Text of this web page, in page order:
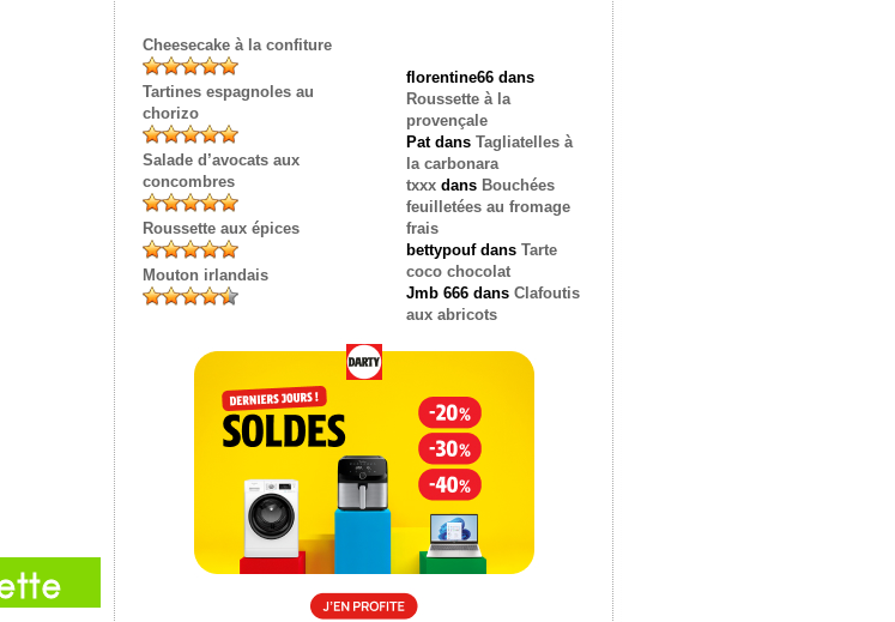
Cheesecake à la confiture
Tartines espagnoles au
chorizo
Salade d’avocats aux
concombres
Roussette aux épices
Mouton irlandais
florentine66 dans
Roussette à la
provençale
Patdans Tagliatelles à
la carbonara
txxx dans Bouchées
feuilletées au fromage
frais
bettypoufdans Tarte
coco chocolat
Jmb 666 dans Clafoutis
aux abricots